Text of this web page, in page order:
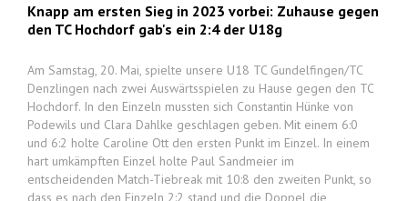
Knapp am ersten Sieg in 2023 vorbei: Zuhause gegen
den TC Hochdorf gab's ein 2:4 der U18g
Am Samstag, 20. Mai, spielte unsere U18 TC Gundelfingen/TC
Denzlingen nach zwei Auswärtsspielen zu Hause gegen den TC
Hochdorf. In den Einzeln mussten sich Constantin Hünke von
Podewils und Clara Dahlke geschlagen geben. Mit einem 6:0
und 6:2 holte Caroline Ott den ersten Punkt im Einzel. In einem
hart umkämpften Einzel holte Paul Sandmeier im
entscheidenden Match-Tiebreak mit 10:8 den zweiten Punkt, so
dass es nach den Einzeln 2:2 stand und die Doppel die